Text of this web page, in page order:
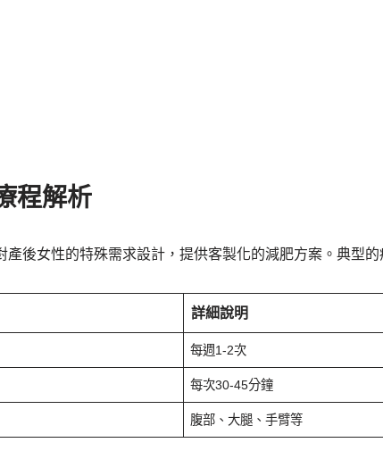
程解析
產後女性的特殊需求設計，提供客製化的減肥方案。典型
詳細說明
每週1-2次
每次30-45分鐘
腹部、大腿、手臂等